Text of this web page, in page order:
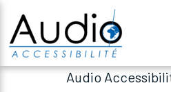
Audio